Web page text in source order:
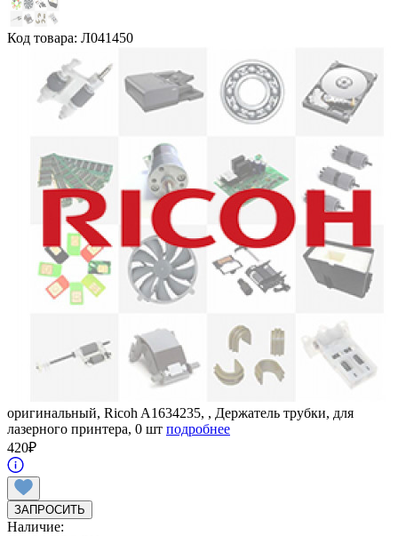
Код товара: Л041450
оригинальный, Ricoh A1634235, , Держатель трубки, для
лазерного принтера, 0 шт подробнее
420₽
ЗАПРОСИТЬ
Наличие: